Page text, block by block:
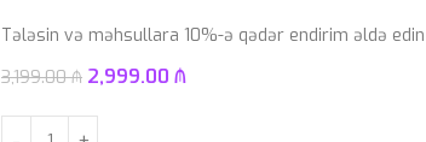
Tələsin və məhsullara 10%-ə qədər endirim əldə edin
3,199.00₼ 2,999.00₼